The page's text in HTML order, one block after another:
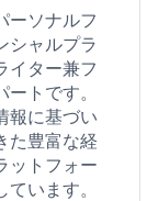
ーソナルフ
シャルプラ
イター兼フ
トです。
報に基づい
た豊富な経
ットフォー
います。